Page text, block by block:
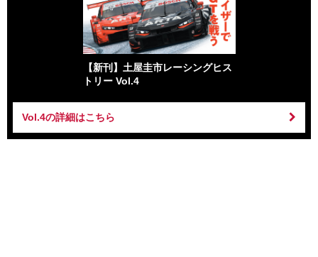
【新刊】土屋圭市レーシングヒス
トリー Vol.4
Vol.4の詳細はこちら